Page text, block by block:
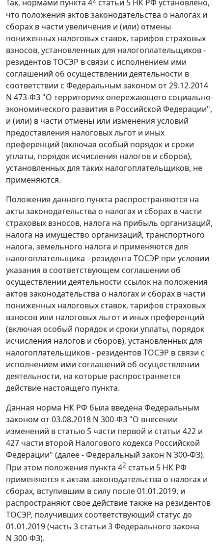
Так, нормами пункта 4 статьи 5 НК РФ установлено,
что положения актов законодательства о налогах и
сборах в части увеличения и (или) отмены
пониженных налоговых ставок, тарифов страховых
взносов, установленных для налогоплательщиков -
резидентов ТОСЭР в связи с исполнением ими
соглашений об осуществлении деятельности в
соответствии с Федеральным законом от 29.12.2014
N 473-ФЗ "О территориях опережающего социально-
экономического развития в Российской Федерации",
и (или) в части отмены или изменения условий
предоставления налоговых льгот и иных
преференций (включая особый порядок и сроки
уплаты, порядок исчисления налогов и сборов),
установленных для таких налогоплательщиков, не
применяются.
Положения данного пункта распространяются на
акты законодательства о налогах и сборах в части
страховых взносов, налога на прибыль организаций,
налога на имущество организаций, транспортного
налога, земельного налога и применяются для
налогоплательщика - резидента ТОСЭР при условии
указания в соответствующем соглашении об
осуществлении деятельности ссылок на положения
актов законодательства о налогах и сборах в части
пониженных налоговых ставок, тарифов страховых
взносов или налоговых льгот и иных преференций
(включая особый порядок и сроки уплаты, порядок
исчисления налогов и сборов), установленных для
налогоплательщиков - резидентов ТОСЭР в связи с
исполнением ими соглашений об осуществлении
деятельности, на которые распространяется
действие настоящего пункта.
Данная норма НК РФ была введена Федеральным
законом от 03.08.2018 N 300-ФЗ "О внесении
изменений в статью 5 части первой и статьи 422 и
427 части второй Налогового кодекса Российской
Федерации" (далее - Федеральный закон N 300-ФЗ).
При этом положения пункта 42 статьи 5 НК РФ
применяются к актам законодательства о налогах и
сборах, вступившим в силу после 01.01.2019, и
распространяют свое действие также на резидентов
ТОСЭР, получивших соответствующий статус до
01.01.2019 (часть 3 статьи 3 Федерального закона
N 300-ФЗ).